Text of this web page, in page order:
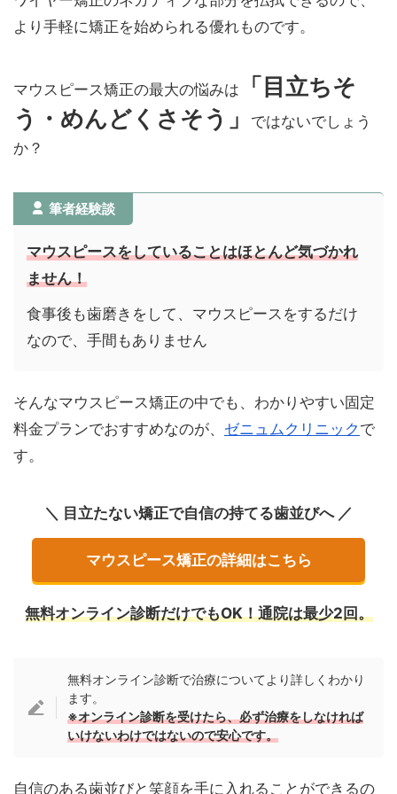
より手軽に矯正を始められる優れものです。
マウスピース矯正の最大の悩みは
「目立ちそ
う・めんどくさそう」
ではないでしょう
か？
筆者経験談
マウスピースをしていることはほとんど気づかれ
ません！
食事後も歯磨きをして、マウスピースをするだけ
なので、手間もありません
そんなマウスピース矯正の中でも、わかりやすい固定
料金プランでおすすめなのが、 ゼニュムクリニック で
す。
＼ 目立たない矯正で自信の持てる歯並びへ ／
マウスピース矯正の詳細はこちら
無料オンライン診断だけでもOK！通院は最少2回。
無料オンライン診断で治療についてより詳しくわかり
ます。
※オンライン診断を受けたら、必ず治療をしなければ
いけないわけではないので安心です。
自信のある歯並びと笑顔を手に入れることができるの